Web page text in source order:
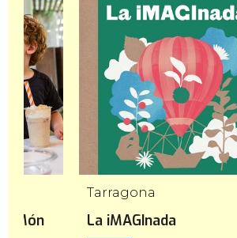
Món
Tarragona
La iMAGInada